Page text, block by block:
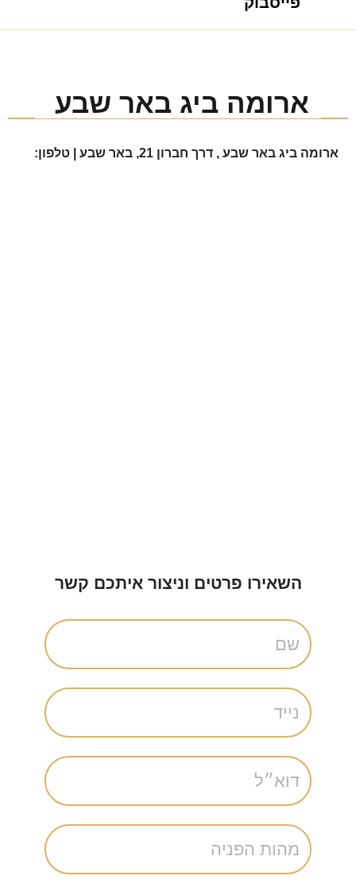
ארומה ביג באר שבע
ארומה ביג באר שבע , דרך חברון 21, באר שבע | טלפון:
השאירו פרטים וניצור איתכם קשר